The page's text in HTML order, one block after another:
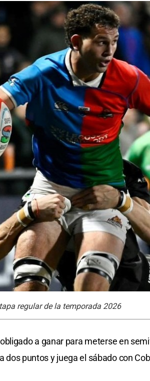
regular de la temporada 2026
a ganar para meterse en
dos puntos y juega el sábado con